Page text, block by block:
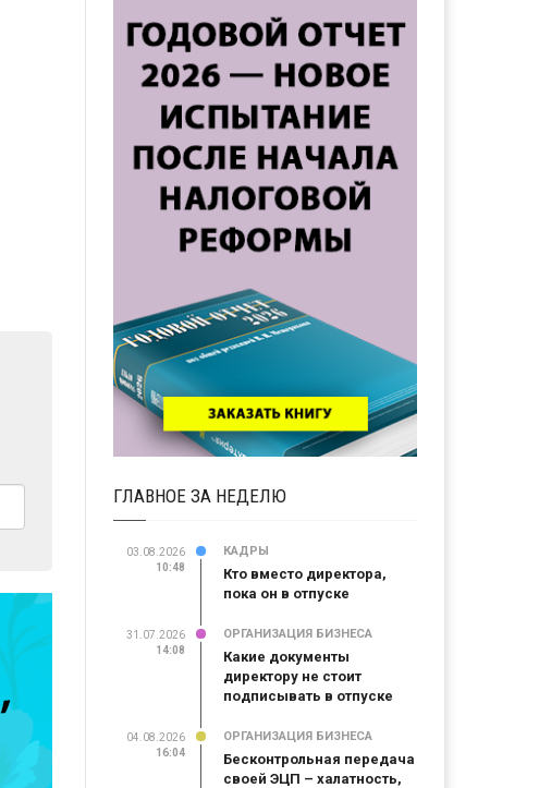
ГЛАВНОЕ ЗА НЕДЕЛЮ
03.08.2026
10:48
КАДРЫ
Кто вместо директора,
пока он в отпуске
31.07.2026
14:08
ОРГАНИЗАЦИЯ БИЗНЕСА
Какие документы
директору не стоит
подписывать в отпуске
04.08.2026
16:04
ОРГАНИЗАЦИЯ БИЗНЕСА
Бесконтрольная передача
своей ЭЦП – халатность,